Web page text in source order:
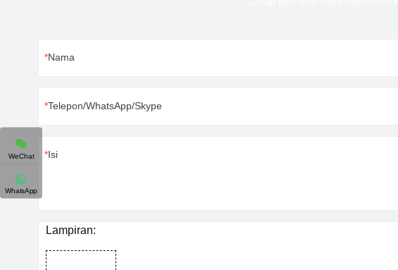
Nama
Telepon/WhatsApp/Skype
Isi
Lampiran:
WeChat
WhatsApp